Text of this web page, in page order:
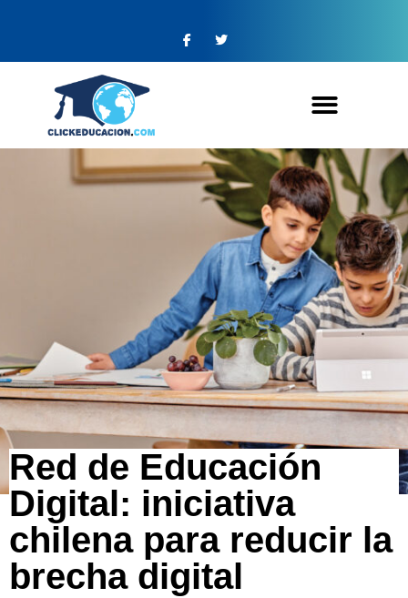
Red de Educación
Digital: iniciativa
chilena para reducir la
brecha digital